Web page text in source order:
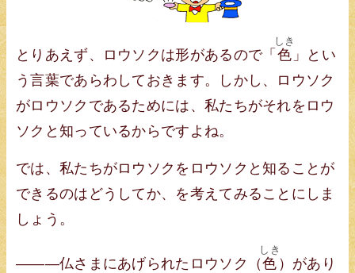
とりあえず、ロウソクは形があるので「 色
しき
」とい
う言葉であらわしておきます。しかし、ロウソク
がロウソクであるためには、私たちがそれをロウ
ソクと知っているからですよね。
では、私たちがロウソクをロウソクと知ることが
できるのはどうしてか、を考えてみることにしま
しょう。
———仏さまにあげられたロウソク（色
しき
）があり